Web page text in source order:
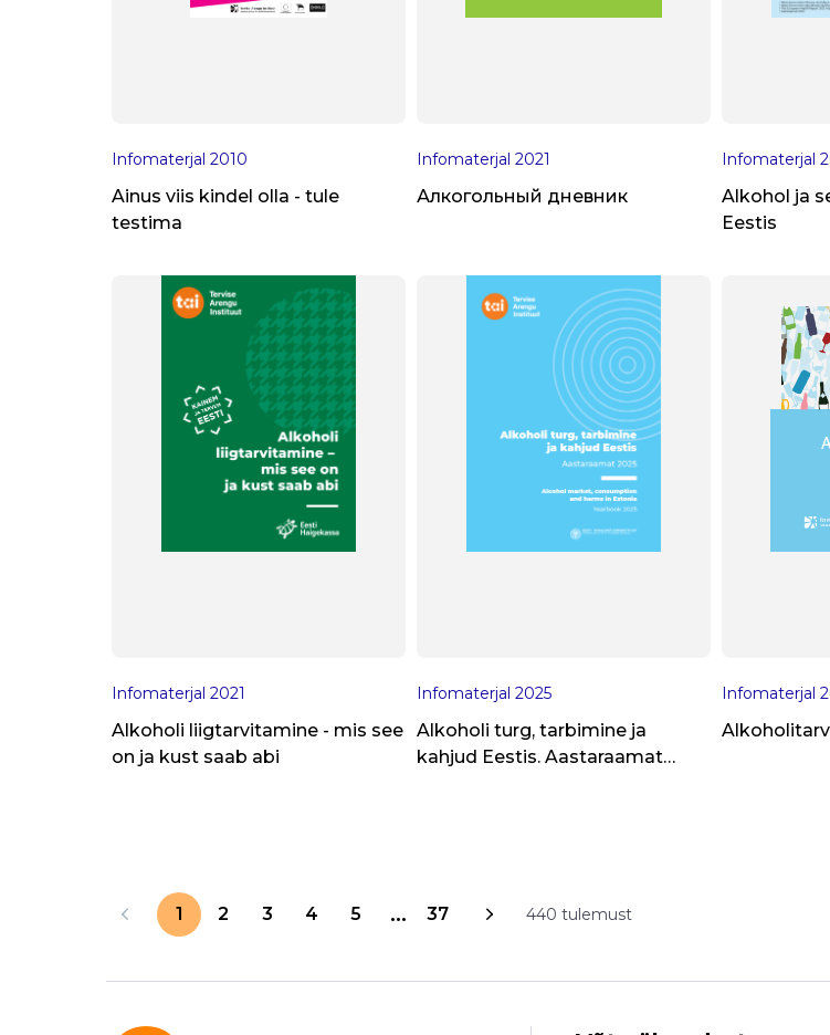
Infomaterjal 2010
Ainus viis kindel olla - tule
testima
Infomaterjal 2021
Алкогольный дневник
Infomaterjal
Alkohol ja
Eestis
Infomaterjal 2021
Alkoholi liigtarvitamine - mis see
on ja kust saab abi
Infomaterjal 2025
Alkoholi turg, tarbimine ja
kahjud Eestis. Aastaraamat
Infomaterjal
1 2 3 4 5 ... 37 440 tulemust